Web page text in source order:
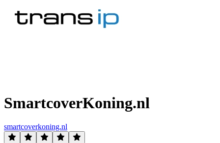
SmartcoverKoning.nl
smartcoverkoning.nl